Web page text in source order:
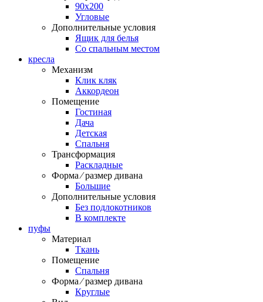
90х200
Угловые
Дополнительные условия
Ящик для белья
Со спальным местом
кресла
Механизм
Клик кляк
Аккордеон
Помещение
Гостиная
Дача
Детская
Спальня
Трансформация
Раскладные
Форма ⁄ размер дивана
Большие
Дополнительные условия
Без подлокотников
В комплекте
пуфы
Материал
Ткань
Помещение
Спальня
Форма ⁄ размер дивана
Круглые